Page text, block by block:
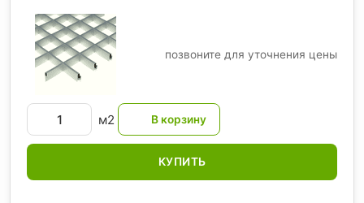
позвоните для уточнения цены
м2
КУПИТЬ